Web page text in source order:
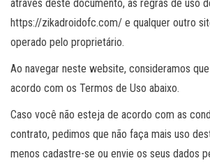
através deste documento, as regras de uso
https://zikadroidofc.com/ e qualquer outro
operado pelo proprietário.
Ao navegar neste website, consideramos
acordo com os Termos de Uso abaixo.
Caso você não esteja de acordo com as
contrato, pedimos que não faça mais uso
menos cadastre-se ou envie os seus dados